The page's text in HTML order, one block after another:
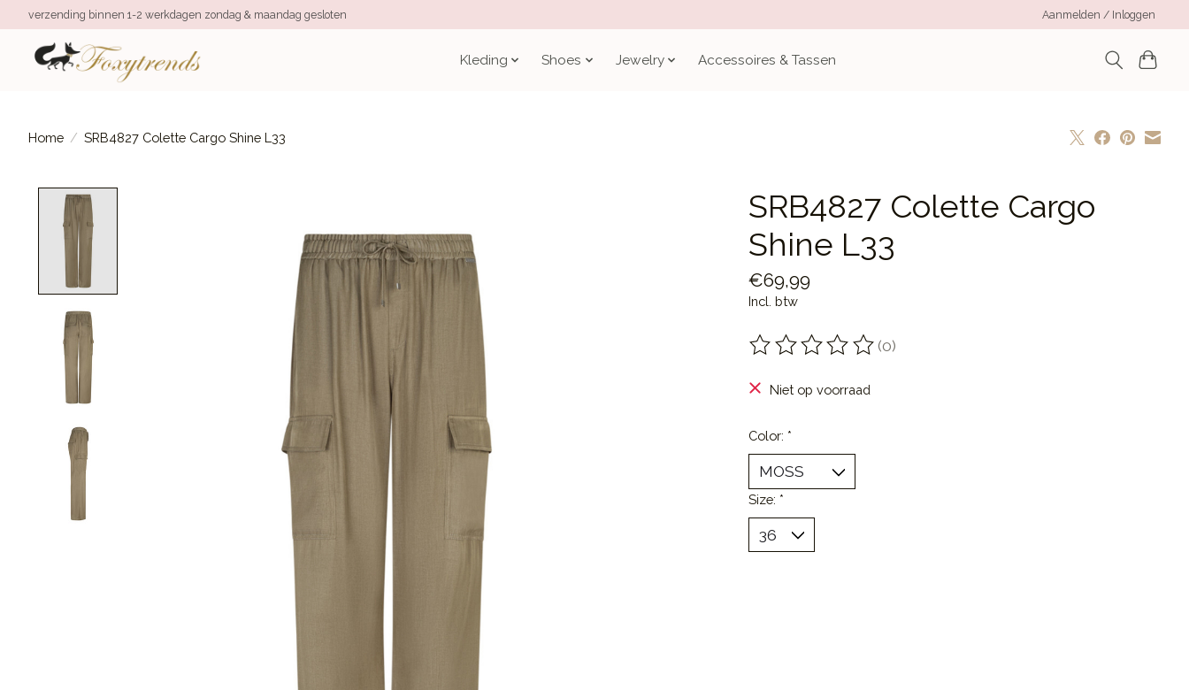
verzending binnen 1-2 werkdagen zondag & maandag gesloten Aanmelden / Inloggen
Kleding Shoes Jewelry Accessoires & Tassen
Home / SRB4827 Colette Cargo Shine L33
SRB4827 Colette Cargo
Shine L33
€69,99
Incl. btw
De beoordeling van dit product is
(0)
Niet op voorraad
Color: *
Size: *